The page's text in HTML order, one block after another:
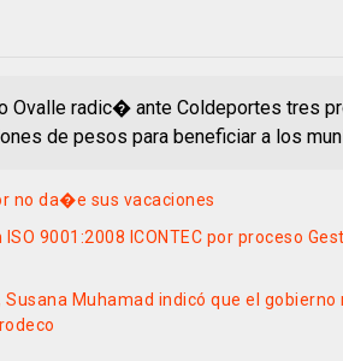
Ovalle radic� ante Coldeportes tres
de pesos para beneficiar a los
no da�e sus vacaciones
9001:2008 ICONTEC por proceso
Muhamad indicó que el gobierno